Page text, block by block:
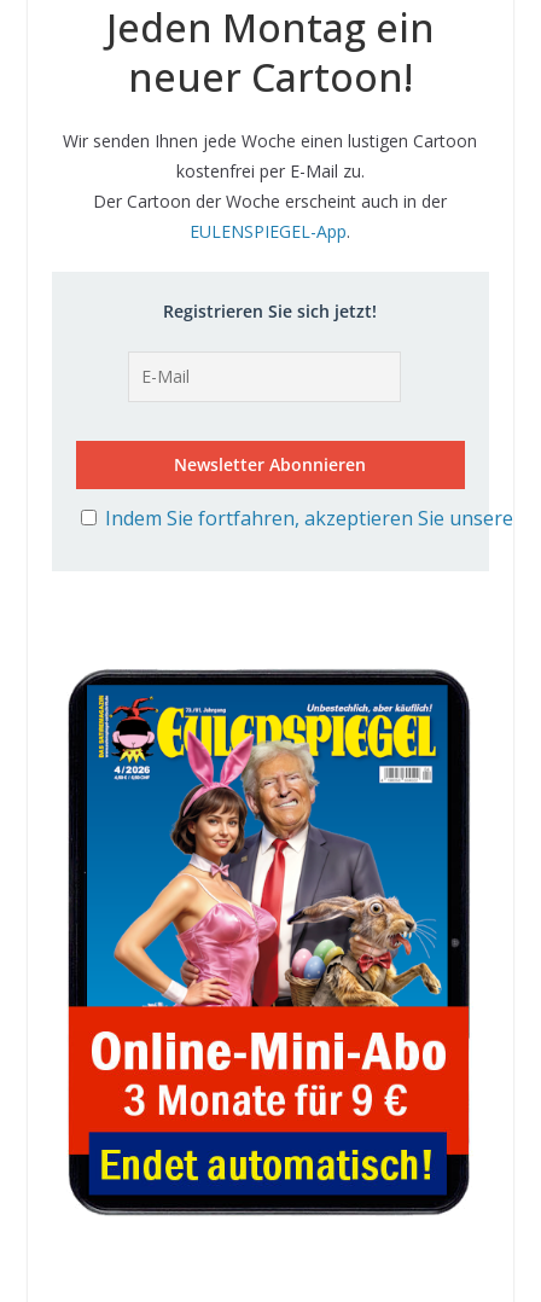
Jeden Montag ein
neuer Cartoon!
Wir senden Ihnen jede Woche einen lustigen Cartoon
kostenfrei per E-Mail zu.
Der Cartoon der Woche erscheint auch in der
EULENSPIEGEL-App.
Registrieren Sie sich jetzt!
Indem Sie fortfahren, akzeptieren Sie unsere